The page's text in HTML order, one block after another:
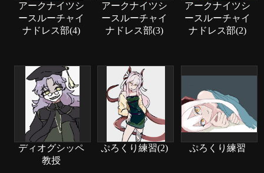
アークナイツシ
ースルーチャイ
ナドレス部(4)
アークナイツシ
ースルーチャイ
ナドレス部(3)
アークナイツシ
ースルーチャイ
ナドレス部(2)
ディオグシッペ
教授
ぷろくり練習(2) ぷろくり練習